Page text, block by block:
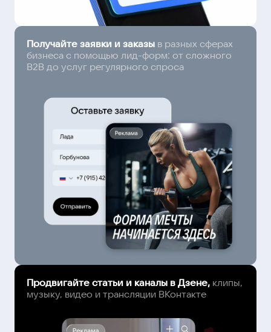
Получайте заявки и заказы в разных сферах
бизнеса с помощью лид-форм: от сложного
B2B до услуг регулярного спроса
Продвигайте статьи и каналы в Дзене, клипы,
музыку, видео и трансляции ВКонтакте